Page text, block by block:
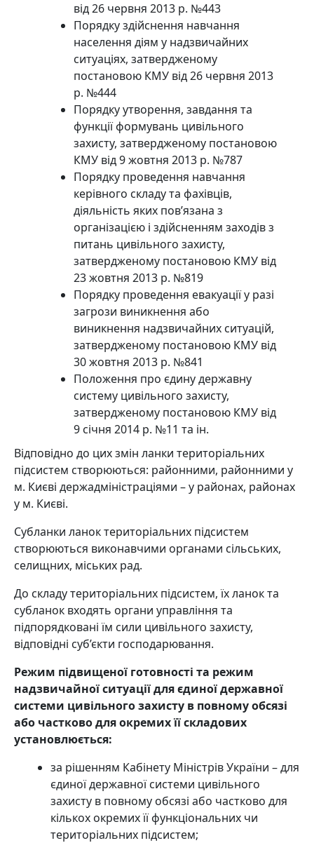
від 26 червня 2013 р. №443
Порядку здійснення навчання
населення діям у надзвичайних
ситуаціях, затвердженому
постановою КМУ від 26 червня 2013
р. №444
Порядку утворення, завдання та
функції формувань цивільного
захисту, затвердженому постановою
КМУ від 9 жовтня 2013 р. №787
Порядку проведення навчання
керівного складу та фахівців,
діяльність яких пов’язана з
організацією і здійсненням заходів з
питань цивільного захисту,
затвердженому постановою КМУ від
23 жовтня 2013 р. №819
Порядку проведення евакуації у разі
загрози виникнення або
виникнення надзвичайних ситуацій,
затвердженому постановою КМУ від
30 жовтня 2013 р. №841
Положення про єдину державну
систему цивільного захисту,
затвердженому постановою КМУ від
9 січня 2014 р. №11 та ін.
Відповідно до цих змін ланки територіальних
підсистем створюються: районними, районними у
м. Києві держадміністраціями – у районах, районах
у м. Києві.
Субланки ланок територіальних підсистем
створюються виконавчими органами сільських,
селищних, міських рад.
До складу територіальних підсистем, їх ланок та
субланок входять органи управління та
підпорядковані їм сили цивільного захисту,
відповідні суб’єкти господарювання.
Режим підвищеної готовності та режим
надзвичайної ситуації для єдиної державної
системи цивільного захисту в повному обсязі
або частково для окремих її складових
установлюється:
за рішенням Кабінету Міністрів України – для
єдиної державної системи цивільного
захисту в повному обсязі або частково для
кількох окремих її функціональних чи
територіальних підсистем;